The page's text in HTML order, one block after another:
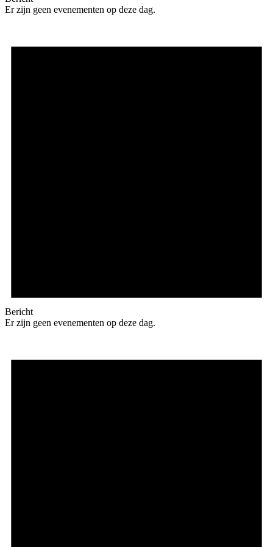
Er zijn geen evenementen op deze dag.
Bericht
Er zijn geen evenementen op deze dag.